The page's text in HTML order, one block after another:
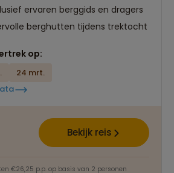
ervaren berggids en dragers
berghutten tijdens trektocht
op:
24 mrt.
Bekijk reis
€26,25 p.p. op basis van 2 personen